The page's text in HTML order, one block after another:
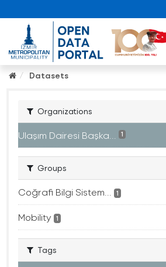
Datasets
Organizations
Ulaşım Dairesi Başka... 1
Groups
Coğrafi Bilgi Sistem... 1
Mobility 1
Tags